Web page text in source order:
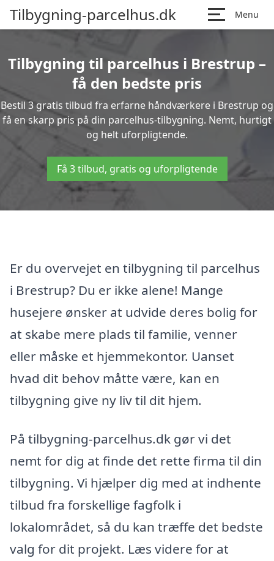
Tilbygning-parcelhus.dk Menu
Tilbygning til parcelhus i Brestrup –
få den bedste pris
Bestil 3 gratis tilbud fra erfarne håndværkere i Brestrup og
få en skarp pris på din parcelhus-tilbygning. Nemt, hurtigt
og helt uforpligtende.
Få 3 tilbud, gratis og uforpligtende
Er du overvejet en tilbygning til parcelhus
i Brestrup? Du er ikke alene! Mange
husejere ønsker at udvide deres bolig for
at skabe mere plads til familie, venner
eller måske et hjemmekontor. Uanset
hvad dit behov måtte være, kan en
tilbygning give ny liv til dit hjem.
På tilbygning-parcelhus.dk gør vi det
nemt for dig at finde det rette firma til din
tilbygning. Vi hjælper dig med at indhente
tilbud fra forskellige fagfolk i
lokalområdet, så du kan træffe det bedste
valg for dit projekt. Læs videre for at